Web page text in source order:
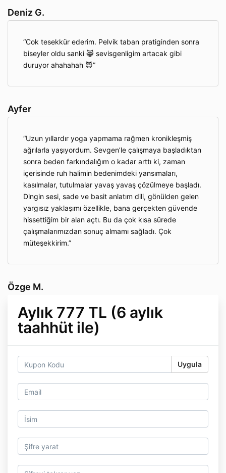
Deniz G.
Cok tesekkür ederim. Pelvik taban pratiginden sonra
biseyler oldu sanki 😸 sevisgenligim artacak gibi
duruyor ahahahah 😈
Ayfer
Uzun yıllardır yoga yapmama rağmen kronikleşmiş
ağrılarla yaşıyordum. Sevgen’le çalışmaya başladıktan
sonra beden farkındalığım o kadar arttı ki, zaman
içerisinde ruh halimin bedenimdeki yansımaları,
kasılmalar, tutulmalar yavaş yavaş çözülmeye başladı.
Dingin sesi, sade ve basit anlatım dili, gönülden gelen
yargısız yaklaşımı özellikle, bana gerçekten güvende
hissettiğim bir alan açtı. Bu da çok kısa sürede
çalışmalarımızdan sonuç almamı sağladı. Çok
müteşekkirim.
Özge M.
Aylık 777 TL (6 aylık
taahhüt ile)
Uygula